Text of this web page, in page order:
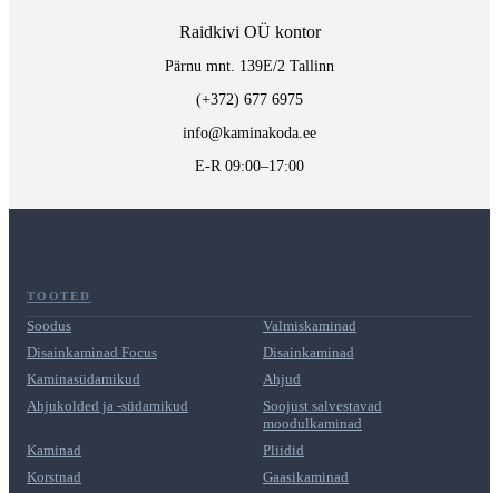
Raidkivi OÜ kontor
Pärnu mnt. 139E/2 Tallinn
(+372) 677 6975
info@kaminakoda.ee
E-R 09:00–17:00
TOOTED
Soodus
Valmiskaminad
Disainkaminad Focus
Disainkaminad
Kaminasüdamikud
Ahjud
Ahjukolded ja -südamikud
Soojust salvestavad
moodulkaminad
Kaminad
Pliidid
Korstnad
Gaasikaminad